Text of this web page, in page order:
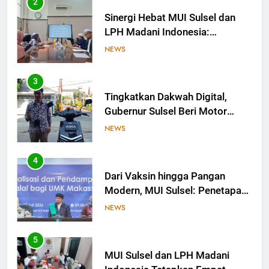
2
Sinergi Hebat MUI Sulsel dan
LPH Madani Indonesia:
Percepat Sertifikasi Halal, 4
NEWS
3
Tingkatkan Dakwah Digital,
Gubernur Sulsel Beri Motor
untuk Tim Media MUI Sulawesi
NEWS
4
Dari Vaksin hingga Pangan
Modern, MUI Sulsel: Penetapan
Halal Butuh Dalil dan Sains
NEWS
5
MUI Sulsel dan LPH Madani